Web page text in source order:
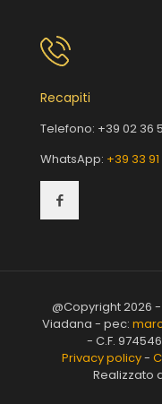
Recapiti
Telefono: +39 02 36
WhatsApp: +39 33
@Copyright 2026
Viadana - pec:
- C.F.
Privacy policy-
Realizzato